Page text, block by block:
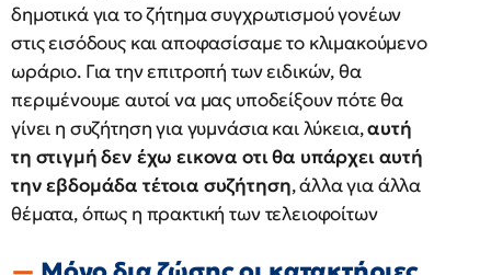
δημοτικά για το ζήτημα συγχρωτισμού γονέων
στις εισόδους και αποφασίσαμε το κλιμακούμενο
ωράριο. Για την επιτροπή των ειδικών, θα
περιμένουμε αυτοί να μας υποδείξουν πότε θα
γίνει η συζήτηση για γυμνάσια και λύκεια,αυτή
τη στιγμή δεν έχω εικονα οτι θα υπάρχει αυτή
την εβδομάδα τέτοια συζήτηση, άλλα για άλλα
θέματα, όπως η πρακτική των τελειοφοίτων